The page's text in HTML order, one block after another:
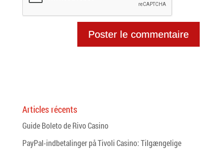
Articles récents
Guide Boleto de Rivo Casino
PayPal-indbetalinger på Tivoli Casino: Tilgængelige